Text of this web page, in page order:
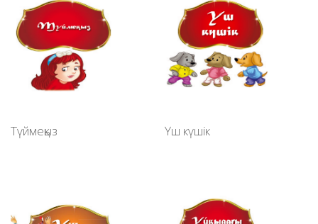
Түймеқыз Үш күшiк